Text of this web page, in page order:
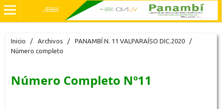
Inicio / Archivos / PANAMBÍ N. 11 VALPARAÍSO DIC.2020
/
Número completo
Número Completo Nº11